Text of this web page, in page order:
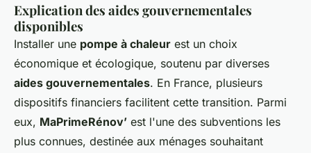
Explication des aides gouvernementales
disponibles
Installer une pompe à chaleur est un choix
économique et écologique, soutenu par diverses
aides gouvernementales. En France, plusieurs
dispositifs financiers facilitent cette transition. Parmi
eux, MaPrimeRénov’ est l'une des subventions les
plus connues, destinée aux ménages souhaitant